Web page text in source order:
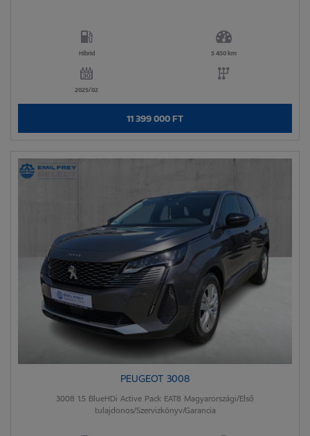
Hibrid 5 450 km
2025/02
11 399 000 FT
PEUGEOT 3008
3008 1.5 BlueHDi Active Pack EAT8 Magyarországi/Első
tulajdonos/Szervizkönyv/Garancia